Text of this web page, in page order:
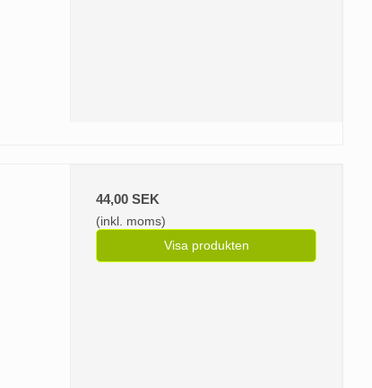
44,00 SEK
(inkl. moms)
Visa produkten